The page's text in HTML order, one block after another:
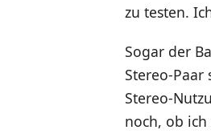
zu testen.
Sogar der
Stereo-
Stereo-
noch, ob